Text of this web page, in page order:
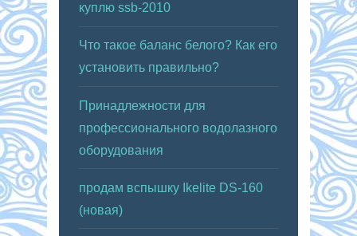
куплю ssb-2010
Что такое баланс белого? Как его
установить правильно?
Принадлежности для
профессионального водолазного
оборудования
продам вспышку Ikelite DS-160
(новая)